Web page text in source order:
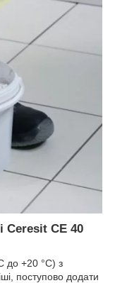
Ceresit CE 40
до +20 °С) з
поступово додати